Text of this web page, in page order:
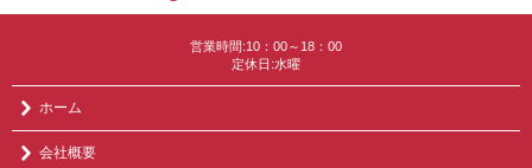
営業時間:10：00～18：00
定休日:水曜
ホーム
会社概要